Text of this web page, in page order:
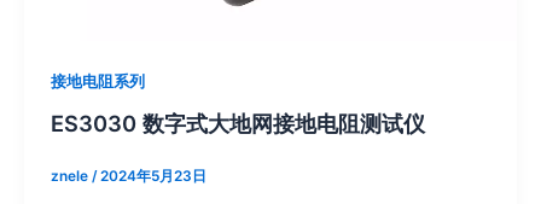
接地电阻系列
ES3030 数字式大地网接地电阻测试仪
znele /2024年5月23日